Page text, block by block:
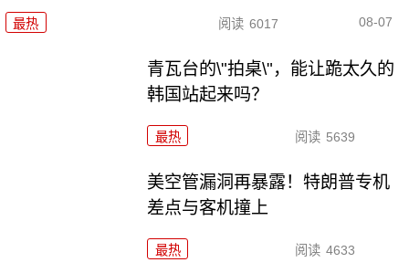
最热 阅读 6017 08-07
青瓦台的\"拍桌\"，能让跪太久的
韩国站起来吗？
最热 阅读 5639
美空管漏洞再暴露！特朗普专机
差点与客机撞上
最热 阅读 4633